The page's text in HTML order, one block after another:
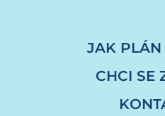
JAK
CHCI SE